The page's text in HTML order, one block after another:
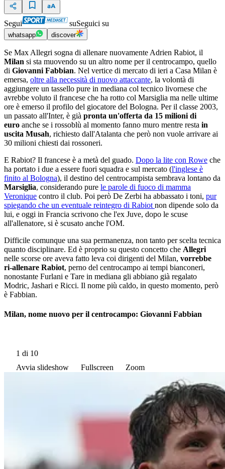
Segui suSeguici su
whatsapp discover
Se Max Allegri sogna di allenare nuovamente Adrien Rabiot, il
Milan si sta muovendo su un altro nome per il centrocampo, quello
di Giovanni Fabbian. Nel vertice di mercato di ieri a Casa Milan è
emersa, oltre alla necessità di nuovo attaccante, la volontà di
aggiungere un tassello pure in mediana col tecnico livornese che
avrebbe voluto il francese che ha rotto col Marsiglia ma nelle ultime
ore è emerso il profilo del giocatore del Bologna. Per il classe 2003,
un passato all'Inter, è già pronta un'offerta da 15 milioni di
euro anche se i rossoblù al momento fanno muro mentre resta in
uscita Musah, richiesto dall'Atalanta che però non vuole arrivare ai
30 milioni chiesti dai rossoneri.
E Rabiot? Il francese è a metà del guado. Dopo la lite con Rowe che
ha portato i due a essere fuori squadra e sul mercato (l'inglese è
finito al Bologna), il destino del centrocampista sembrava lontano da
Marsiglia, considerando pure le parole di fuoco di mamma
Veronique contro il club. Poi però De Zerbi ha abbassato i toni, pur
spiegando che un eventuale reintegro di Rabiot non dipende solo da
lui, e oggi in Francia scrivono che l'ex Juve, dopo le scuse
all'allenatore, si è scusato anche l'OM.
Difficile comunque una sua permanenza, non tanto per scelta tecnica
quanto disciplinare. Ed è proprio su questo concetto che Allegri
nelle scorse ore aveva fatto leva coi dirigenti del Milan, vorrebbe
ri-allenare Rabiot, perno del centrocampo ai tempi bianconeri,
nonostante Furlani e Tare in mediana gli abbiano già regalato
Modric, Jashari e Ricci. Il nome più caldo, in questo momento, però
è Fabbian.
Milan, nome nuovo per il centrocampo: Giovanni Fabbian
1 di 10
Avvia slideshow
Fullscreen Zoom